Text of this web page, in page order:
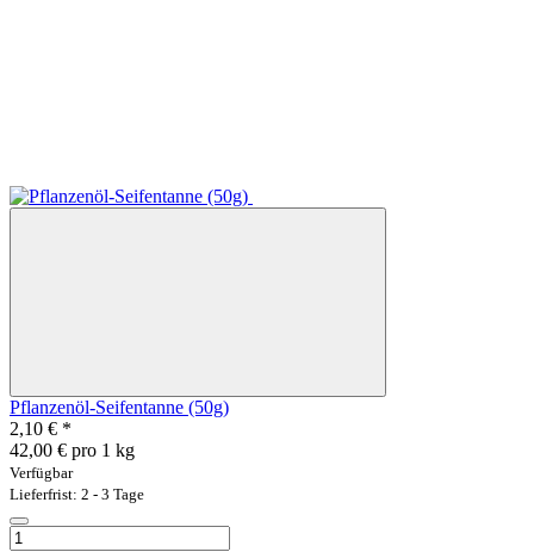
Pflanzenöl-Seifentanne (50g)
2,10 € *
42,00 € pro 1 kg
Verfügbar
Lieferfrist: 2 - 3 Tage